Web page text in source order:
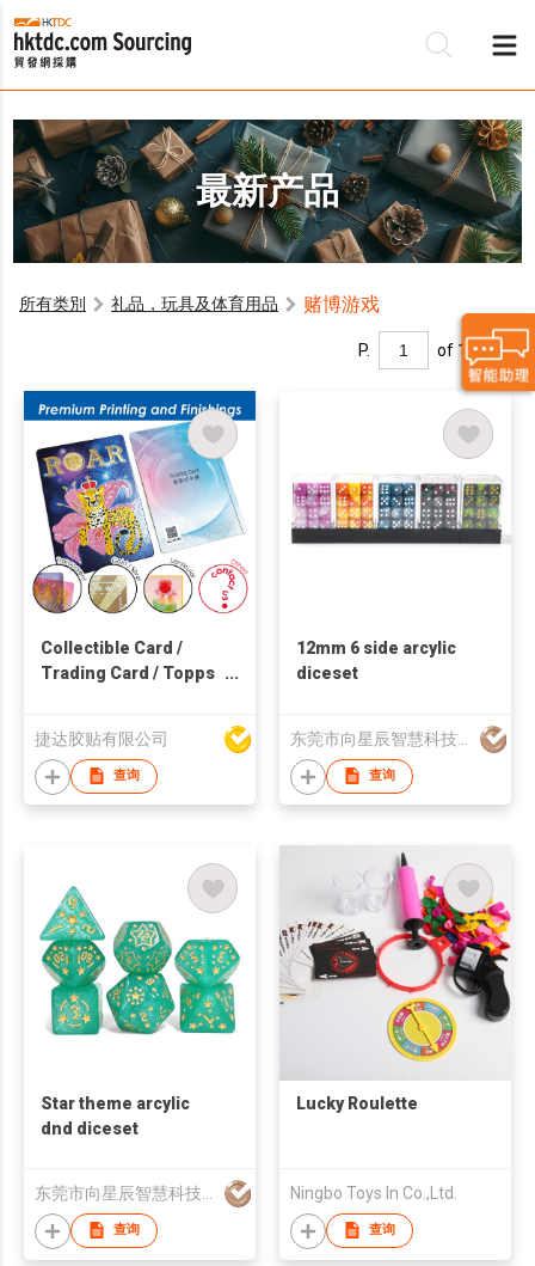
最新产品
所有类別 礼品，玩具及体育用品 赌博游戏
P. of 1
Collectible Card /
Trading Card / Topps
捷达胶贴有限公司
查询
12mm 6 side arcylic
diceset
查询
Star theme arcylic
dnd diceset
查询
Lucky Roulette
Ningbo Toys In Co.,Ltd.
查询